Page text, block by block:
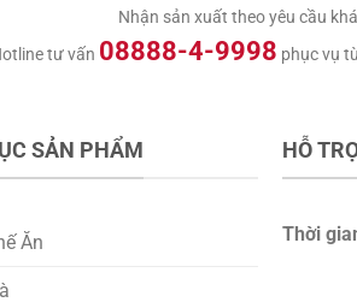
Nhận sản xuất theo yêu cầu
tư vấn 08888-4-9998 phục vụ
SẢN PHẨM
Ăn
HỖ
Thời